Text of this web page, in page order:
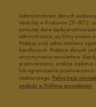
Administratorem danych
siedzibą w Krakowie (31-871),
powyżej dane będą
administratora, za który uważa
Podając swój adres mailowy
handlowych. Podanie danych
otrzymywania newslettera.
przetwarzania, a także żądania
lub ograniczenia przetwarzania
nadzorczego. Pełną treść
znaleźć w Polityce prywatności.